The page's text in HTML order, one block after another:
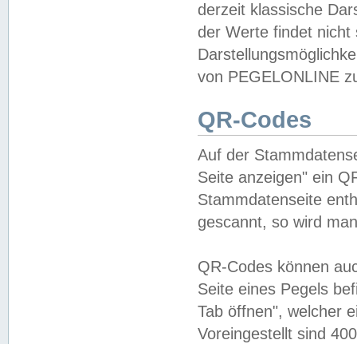
derzeit klassische
der Werte findet
von PEGELONLINE
QR-Codes
Auf der
Seite anzeigen" ein
Stammdatenseite
gescannt, so wird
QR-Codes können
Seite eines Pegels
Tab öffnen", welcher
Voreingestellt sind